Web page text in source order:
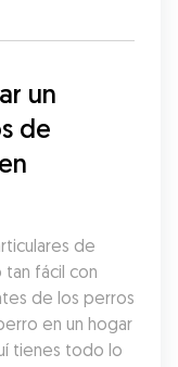
un
de
de
tan fácil con
de los perros
en un hogar
tienes todo lo